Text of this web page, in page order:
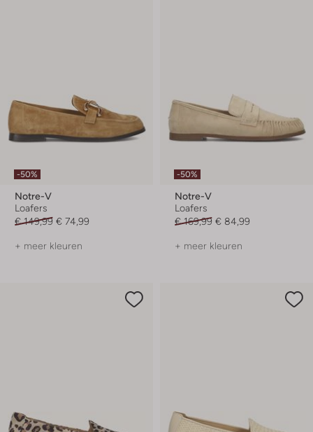
-50%
Notre-V
Loafers
€ 149,99 € 74,99
+ meer kleuren
-50%
Notre-V
Loafers
€ 169,99 € 84,99
+ meer kleuren